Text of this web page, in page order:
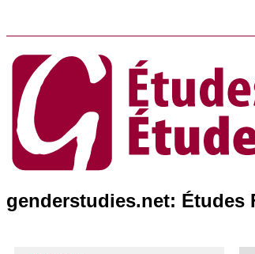
genderstudies.net: Études